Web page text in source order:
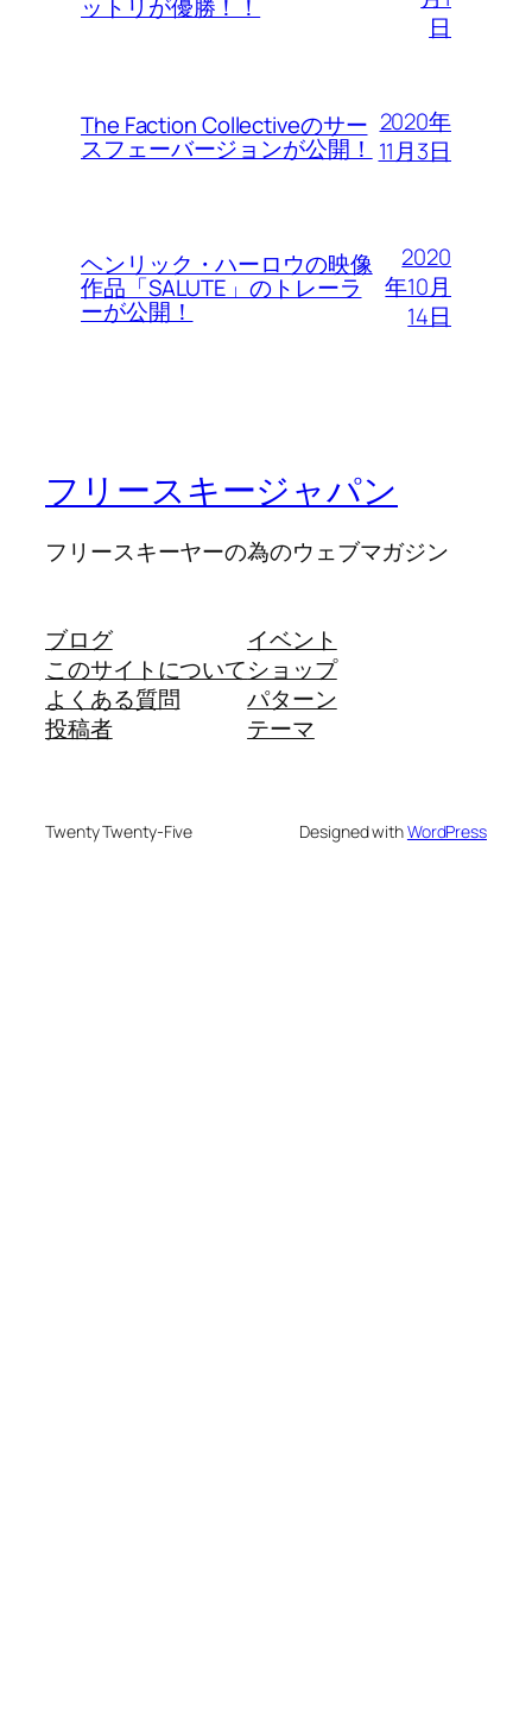
ットリが優勝！！
日
The Faction Collectiveのサー
スフェーバージョンが公開！
2020年
11月3日
ヘンリック・ハーロウの映像
作品「SALUTE」のトレーラ
ーが公開！
2020
年10月
14日
フリースキージャパン
フリースキーヤーの為のウェブマガジン
ブログ
このサイトについて
よくある質問
投稿者
イベント
ショップ
パターン
テーマ
Twenty Twenty-Five Designed withWordPress